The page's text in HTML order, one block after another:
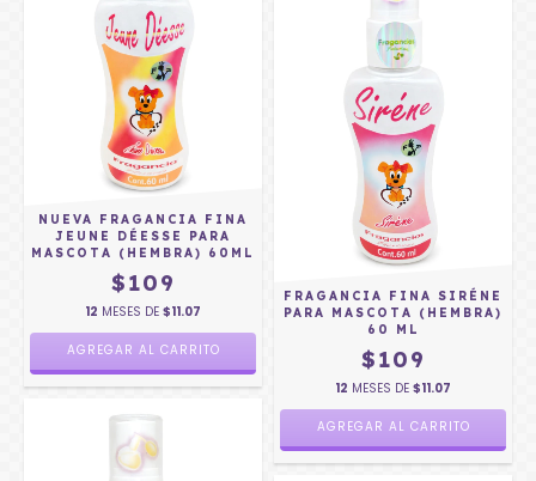
NUEVA FRAGANCIA FINA
JEUNE DÉESSE PARA
MASCOTA (HEMBRA) 60ML
$109
12 MESES DE $11.07
FRAGANCIA FINA SIRÉNE
PARA MASCOTA (HEMBRA)
60 ML
$109
12 MESES DE $11.07